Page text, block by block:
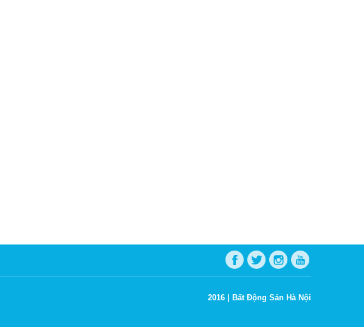
2016 | Bất Động Sản Hà Nội